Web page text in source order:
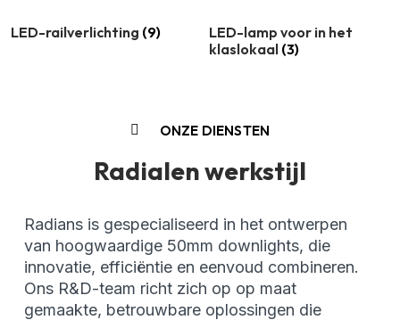
LED-railverlichting (9)
LED-lamp voor in het
klaslokaal (3)
ONZE DIENSTEN
Radialen werkstijl
Radians is gespecialiseerd in het ontwerpen
van hoogwaardige 50mm downlights, die
innovatie, efficiëntie en eenvoud combineren.
Ons R&D-team richt zich op op maat
gemaakte, betrouwbare oplossingen die